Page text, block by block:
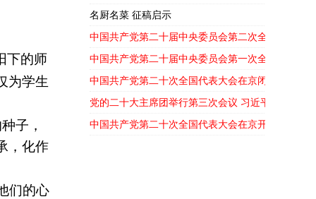
幕
名厨名菜 征稿启示
中国共产党第二十届中央委员会第二次全体会议公报
中国共产党第二十届中央委员会第一次全体会议公报
中国共产党第二十次全国代表大会在京闭幕
党的二十大主席团举行第三次会议 习近平主持会议
中国共产党第二十次全国代表大会在京开幕
下的师
为学生
子，
，化作
们的心